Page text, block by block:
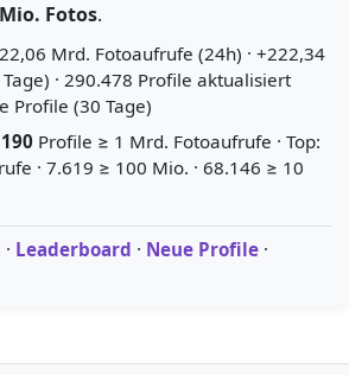
Fotos.
Mrd. Fotoaufrufe (24h) · +222,34
· 290.478 Profile aktualisiert
Profile (30 Tage)
190 Profile ≥ 1 Mrd. Fotoaufrufe · Top:
· 7.619 ≥ 100 Mio. · 68.146 ≥ 10
· Leaderboard · Neue Profile ·